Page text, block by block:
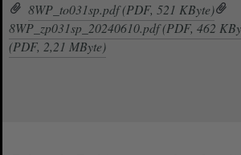
8WP_to031sp.pdf (PDF, 521 KByte)
8WP_zp031sp_20240610.pdf (PDF, 462
(PDF, 2,21 MByte)